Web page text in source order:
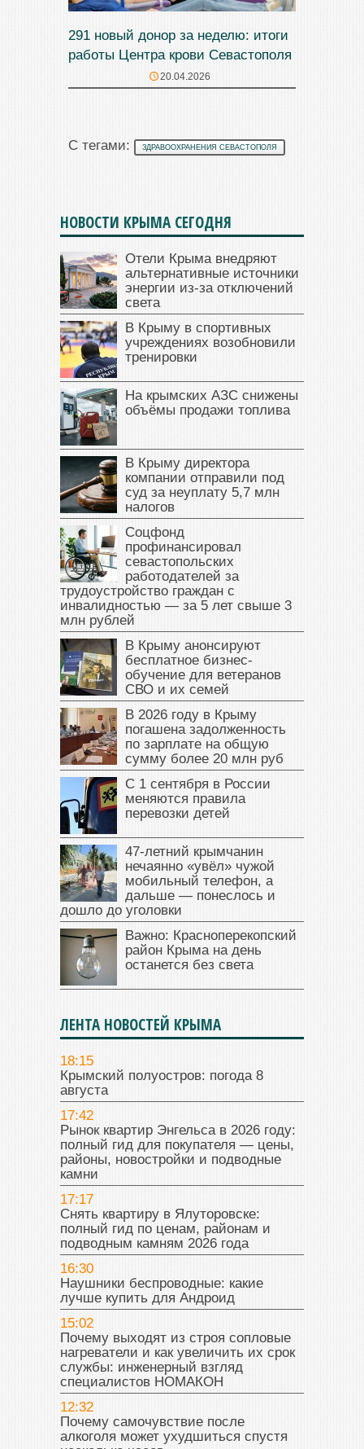
291 новый донор за неделю: итоги
работы Центра крови Севастополя
20.04.2026
С тегами: ЗДРАВООХРАНЕНИЯ СЕВАСТОПОЛЯ
НОВОСТИ КРЫМА СЕГОДНЯ
Отели Крыма внедряют
альтернативные источники
энергии из-за отключений
света
В Крыму в спортивных
учреждениях возобновили
тренировки
На крымских АЗС снижены
объёмы продажи топлива
В Крыму директора
компании отправили под
суд за неуплату 5,7 млн
налогов
Соцфонд
профинансировал
севастопольских
работодателей за
трудоустройство граждан с
инвалидностью — за 5 лет свыше 3
млн рублей
В Крыму анонсируют
бесплатное бизнес-
обучение для ветеранов
СВО и их семей
В 2026 году в Крыму
погашена задолженность
по зарплате на общую
сумму более 20 млн руб
С 1 сентября в России
меняются правила
перевозки детей
47‑летний крымчанин
нечаянно «увёл» чужой
мобильный телефон, а
дальше — понеслось и
дошло до уголовки
Важно: Красноперекопский
район Крыма на день
останется без света
ЛЕНТА НОВОСТЕЙ КРЫМА
18:15
Крымский полуостров: погода 8
августа
17:42
Рынок квартир Энгельса в 2026 году:
полный гид для покупателя — цены,
районы, новостройки и подводные
камни
17:17
Снять квартиру в Ялуторовске:
полный гид по ценам, районам и
подводным камням 2026 года
16:30
Наушники беспроводные: какие
лучше купить для Андроид
15:02
Почему выходят из строя сопловые
нагреватели и как увеличить их срок
службы: инженерный взгляд
специалистов НОМАКОН
12:32
Почему самочувствие после
алкоголя может ухудшиться спустя